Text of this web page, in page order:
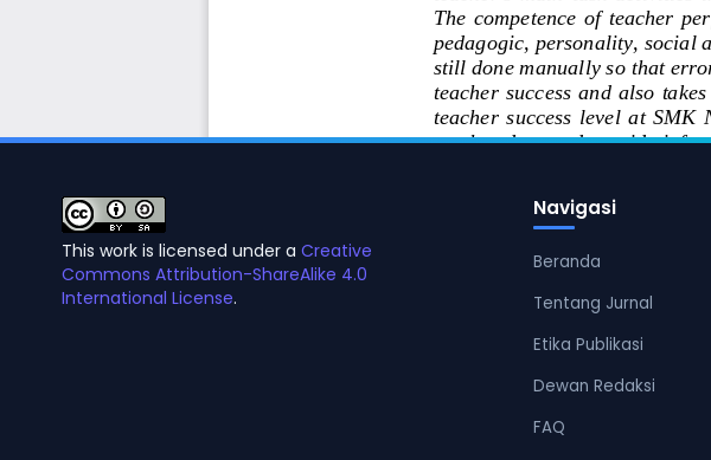
This work is licensed under a Creative
Commons Attribution-ShareAlike 4.0
International License.
Navigasi
Beranda
Tentang Jurnal
Etika Publikasi
Dewan Redaksi
FAQ